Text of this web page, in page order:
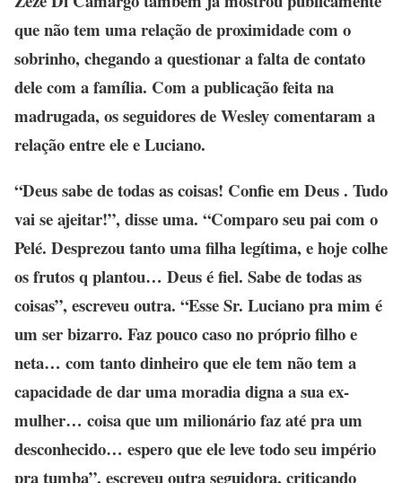
que não tem uma relação de proximidade com o
sobrinho, chegando a questionar a falta de contato
dele com a família. Com a publicação feita na
madrugada, os seguidores de Wesley comentaram a
relação entre ele e Luciano.
“Deus sabe de todas as coisas! Confie em Deus . Tudo
vai se ajeitar!”, disse uma. “Comparo seu pai com o
Pelé. Desprezou tanto uma filha legítima, e hoje colhe
os frutos q plantou… Deus é fiel. Sabe de todas as
coisas”, escreveu outra. “Esse Sr. Luciano pra mim é
um ser bizarro. Faz pouco caso no próprio filho e
neta… com tanto dinheiro que ele tem não tem a
capacidade de dar uma moradia digna a sua ex-
mulher… coisa que um milionário faz até pra um
desconhecido… espero que ele leve todo seu império
pra tumba”, escreveu outra seguidora, criticando